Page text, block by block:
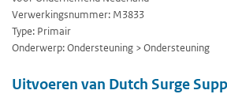
Verwerkingsnummer: M3833
Type: Primair
Onderwerp: Ondersteuning > Ondersteuning
Uitvoeren van Dutch Surge